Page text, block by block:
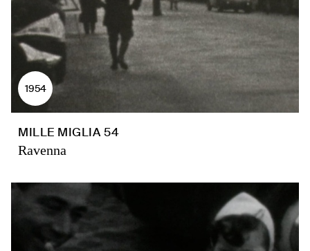
1954
MILLE MIGLIA 54
Ravenna